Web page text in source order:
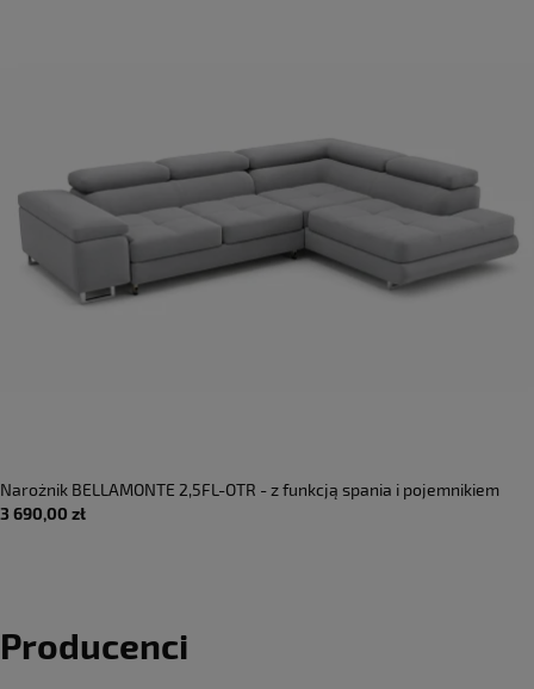
Narożnik BELLAMONTE 2,5FL-OTR - z funkcją spania i pojemnikiem
3 690,00 zł
Producenci